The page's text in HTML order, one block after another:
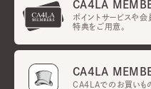
CA4LA
ポイントサービスや会
特典をご用意。
CA4LA
CA4LAでのお買いも